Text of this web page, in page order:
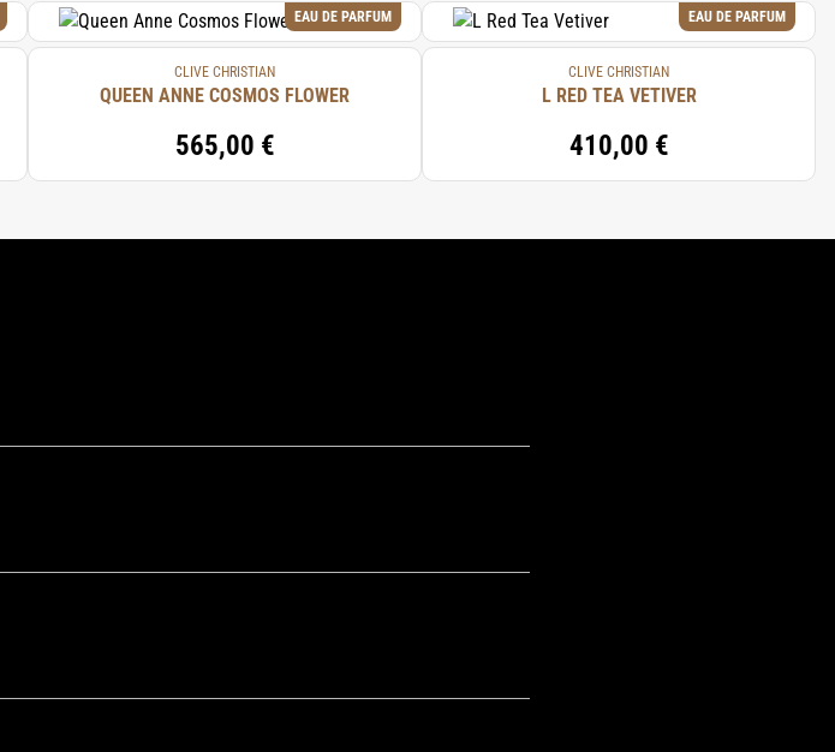
EAU DE PARFUM
CLIVE CHRISTIAN
QUEEN ANNE COSMOS FLOWER
565,00 €
EAU DE PARFUM
CLIVE CHRISTIAN
L RED TEA VETIVER
410,00 €